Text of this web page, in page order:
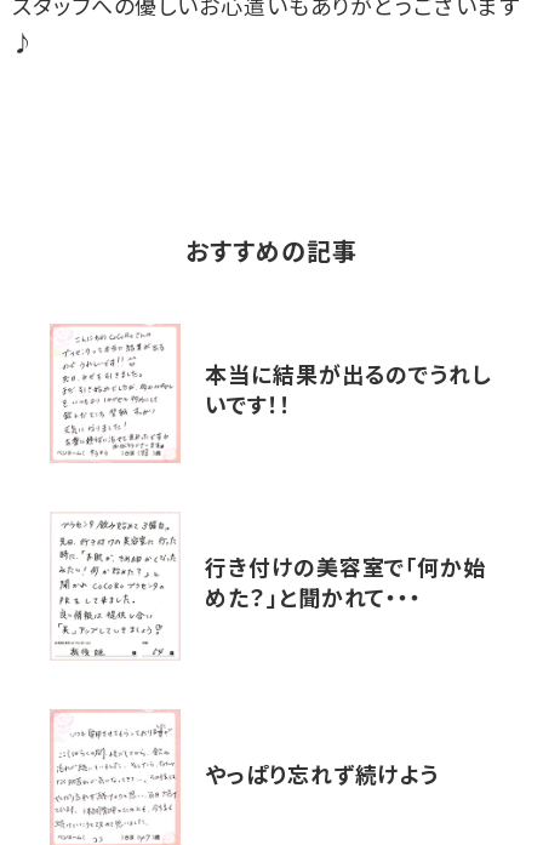
スタッフへの優しいお心遣いもありがとうございます
♪
おすすめの記事
本当に結果が出るのでうれし
いです！！
行き付けの美容室で「何か始
めた？」と聞かれて・・・
やっぱり忘れず続けよう